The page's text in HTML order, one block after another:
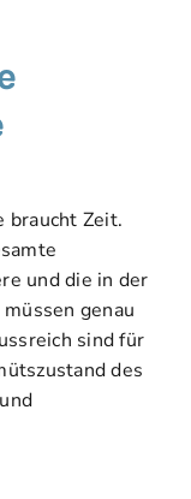
braucht Zeit.
und die in der
genau
sind für
des